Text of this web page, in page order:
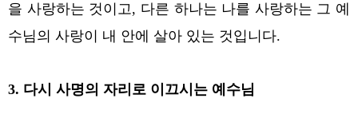
을 사랑하는 것이고, 다른 하나는 나를 사랑하는 그 예
수님의 사랑이 내 안에 살아 있는 것입니다.
3. 다시 사명의 자리로 이끄시는 예수님